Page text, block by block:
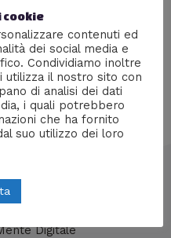
e subdolo seriale
Digitale
cookie
contenuti ed
dei social media e
Condividiamo inoltre
utilizza il nostro sito con
di analisi dei dati
i quali potrebbero
che ha fornito
suo utilizzo dei loro